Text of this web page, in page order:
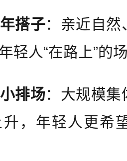
搭子：亲近自
轻人“在路上”的
排场：大规模
，年轻人更希